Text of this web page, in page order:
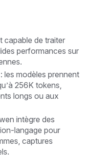
capable de traiter
performances sur
: les modèles prennent
256K tokens,
longs ou aux
intègre des
langage pour
captures